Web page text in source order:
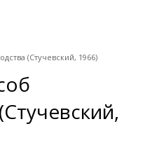
(Стучевский, 1966)